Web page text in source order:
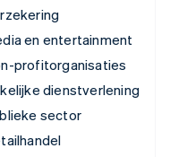
en entertainment
profitorganisaties
dienstverlening
sector